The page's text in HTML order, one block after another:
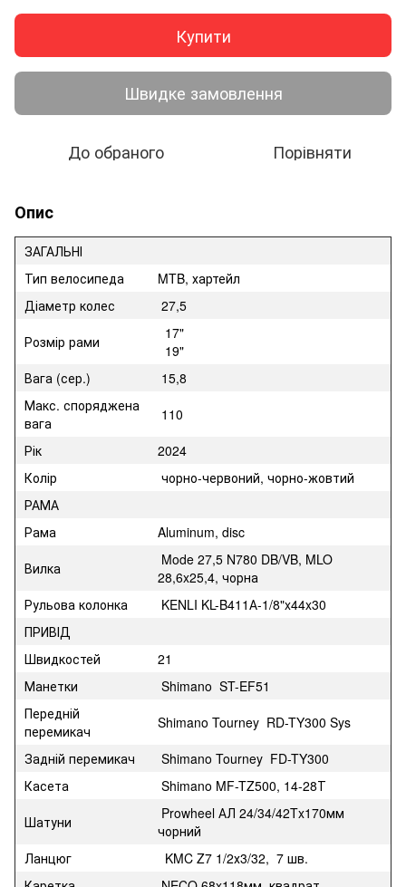
Купити
Швидке замовлення
До обраного Порівняти
Опис
ЗАГАЛЬНІ
Тип велосипеда
MTB, хартейл
Діаметр колес
27,5
Розмір рами
17"
19"
Вага (сер.)
15,8
Макс. споряджена
вага
110
Рік
2024
Колір
чорно-червоний, чорно-жовтий
РАМА
Рама
Aluminum, disc
Вилка
Mode 27,5 N780 DB/VB, MLO
28,6x25,4, чорна
Рульова колонка
KENLI KL-B411А-1/8"x44x30
ПРИВІД
Швидкостей
21
Манетки
Shimano ST-EF51
Передній
перемикач
Shimano Tourney RD-TY300 Sys
Задній перемикач
Shimano Tourney FD-TY300
Касета
Shimano MF-TZ500, 14-28Т
Шатуни
Prowheel АЛ 24/34/42Tx170мм
чорний
Ланцюг
KMC Z7 1/2х3/32, 7 шв.